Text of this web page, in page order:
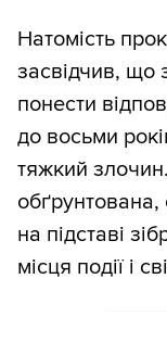
Натомість
засвідчив, що
понести
до восьми
тяжкий
обґрунтована,
на підставі
місця події і